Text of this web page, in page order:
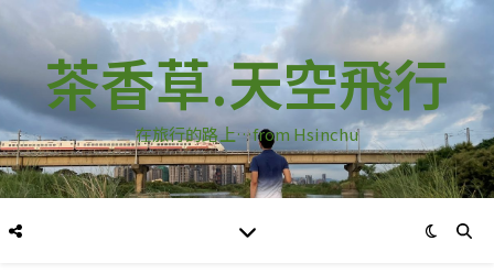
茶香草.天空飛行
在旅行的路上…from Hsinchu